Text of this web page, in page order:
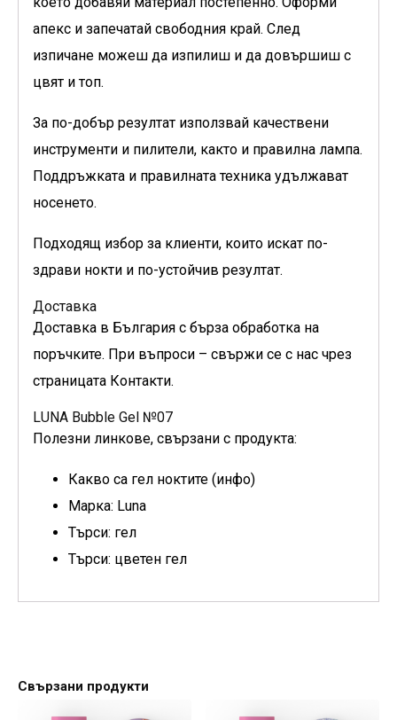
апекс и запечатай свободния край. След
изпичане можеш да изпилиш и да довършиш с
цвят и топ.
За по-добър резултат използвай качествени
инструменти и пилители, както и правилна лампа.
Поддръжката и правилната техника удължават
носенето.
Подходящ избор за клиенти, които искат по-
здрави нокти и по-устойчив резултат.
Доставка
Доставка в България с бърза обработка на
поръчките. При въпроси – свържи се с нас чрез
страницата Контакти.
LUNA Bubble Gel №07
Полезни линкове, свързани с продукта:
Какво са гел ноктите (инфо)
Марка: Luna
Търси: гел
Търси: цветен гел
Свързани продукти